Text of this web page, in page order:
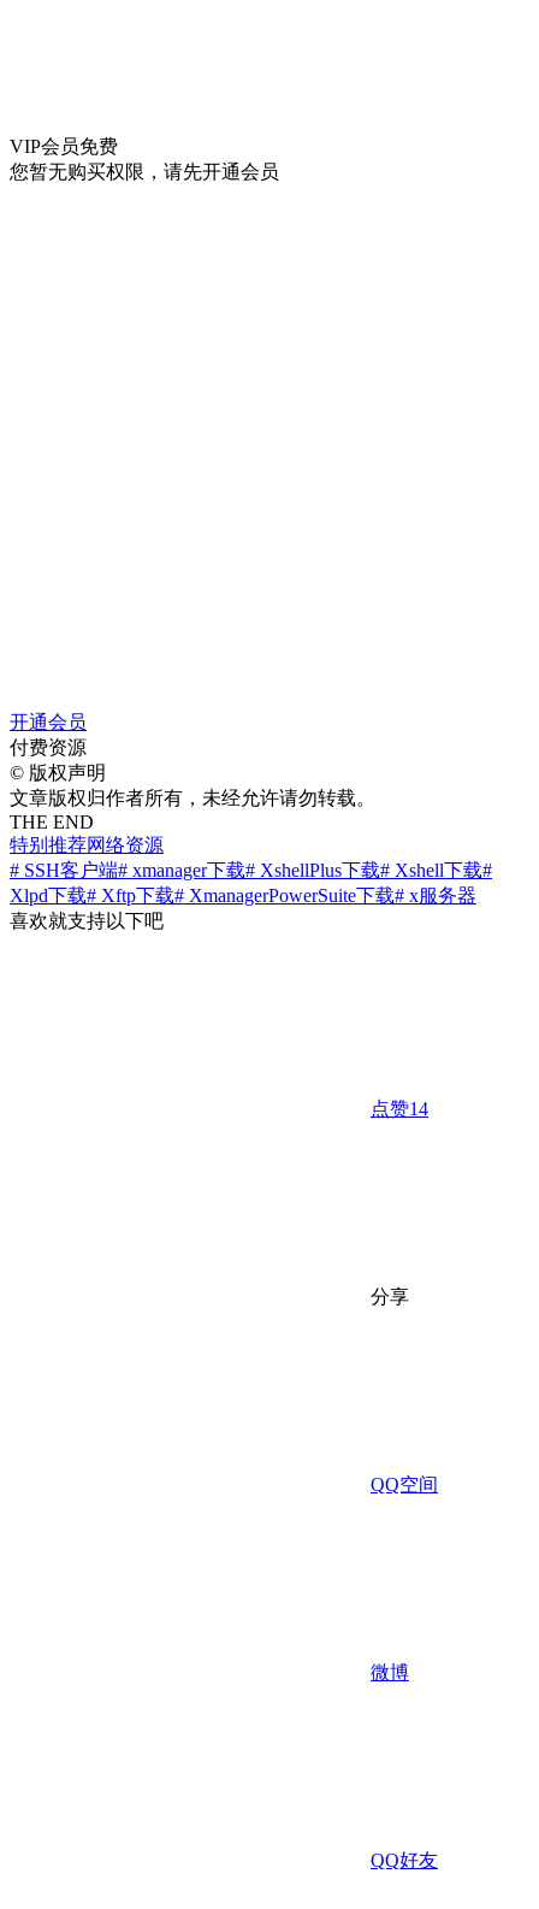
VIP会员免费
您暂无购买权限，请先开通会员
开通会员
付费资源
© 版权声明
文章版权归作者所有，未经允许请勿转载。
THE END
特别推荐网络资源
# SSH客户端# xmanager下载# XshellPlus下载# Xshell下载#
Xlpd下载# Xftp下载# XmanagerPowerSuite下载# x服务器
喜欢就支持以下吧
点赞14
分享
QQ空间
微博
QQ好友